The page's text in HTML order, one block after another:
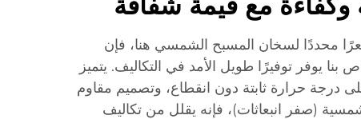
محددًا لسخان المسبح الشمسي هنا، فإن
يوفر توفيرًا طويل الأمد في التكاليف. يتميز
درجة حرارة ثابتة دون انقطاع، وتصميم مقاوم
(صفر انبعاثات)، فإنه يقلل من تكاليف